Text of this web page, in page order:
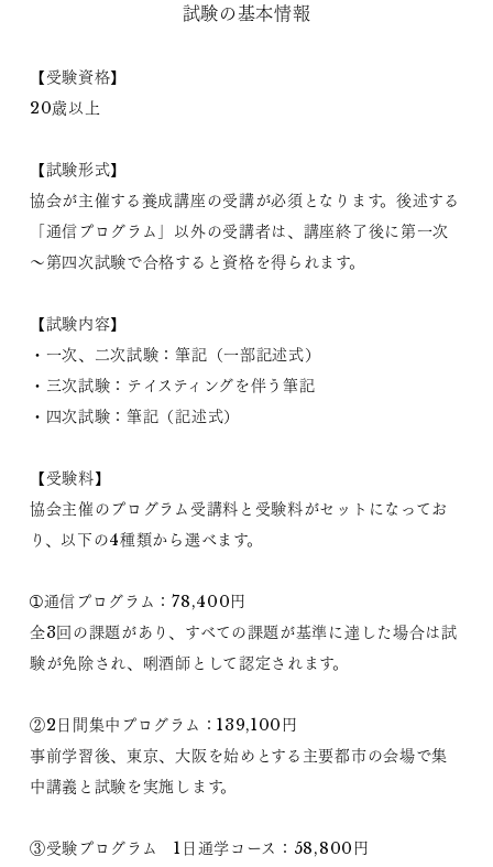
試験の基本情報
【受験資格】
20歳以上
【試験形式】
協会が主催する養成講座の受講が必須となります。後述する
「通信プログラム」以外の受講者は、講座終了後に第一次
～第四次試験で合格すると資格を得られます。
【試験内容】
・一次、二次試験：筆記（一部記述式）
・三次試験：テイスティングを伴う筆記
・四次試験：筆記（記述式）
【受験料】
協会主催のプログラム受講料と受験料がセットになってお
り、以下の4種類から選べます。
➀通信プログラム：78,400円
全3回の課題があり、すべての課題が基準に達した場合は試
験が免除され、唎酒師として認定されます。
②2日間集中プログラム：139,100円
事前学習後、東京、大阪を始めとする主要都市の会場で集
中講義と試験を実施します。
③受験プログラム 1日通学コース：58,800円